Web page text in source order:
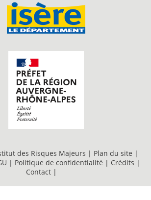
des Risques Majeurs | Plan du site |
| Politique de confidentialité | Crédits |
Contact |